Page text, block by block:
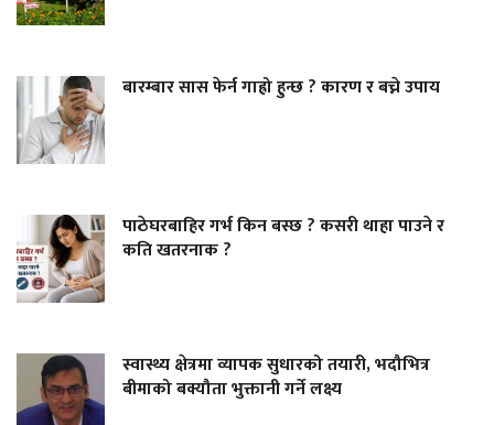
बारम्बार सास फेर्न गाह्रो हुन्छ ? कारण र बच्ने उपाय
पाठेघरबाहिर गर्भ किन बस्छ ? कसरी थाहा पाउने र
कति खतरनाक ?
स्वास्थ्य क्षेत्रमा व्यापक सुधारको तयारी, भदौभित्र
बीमाको बक्यौता भुक्तानी गर्ने लक्ष्य